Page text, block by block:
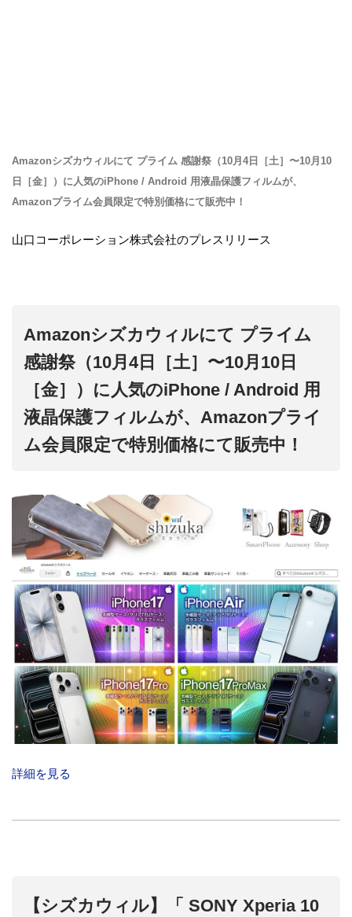
Amazonシズカウィルにて プライム 感謝祭（10月4日［土］〜10月10
日［金］）に人気のiPhone / Android 用液晶保護フィルムが、
Amazonプライム会員限定で特別価格にて販売中！
山口コーポレーション株式会社のプレスリリース
Amazonシズカウィルにて プライム
感謝祭（10月4日［土］〜10月10日
［金］）に人気のiPhone / Android 用
液晶保護フィルムが、Amazonプライ
ム会員限定で特別価格にて販売中！
詳細を見る
【シズカウィル】「 SONY Xperia 10